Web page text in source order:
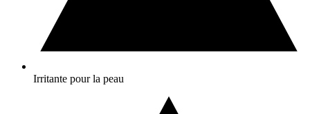
Irritante pour la peau